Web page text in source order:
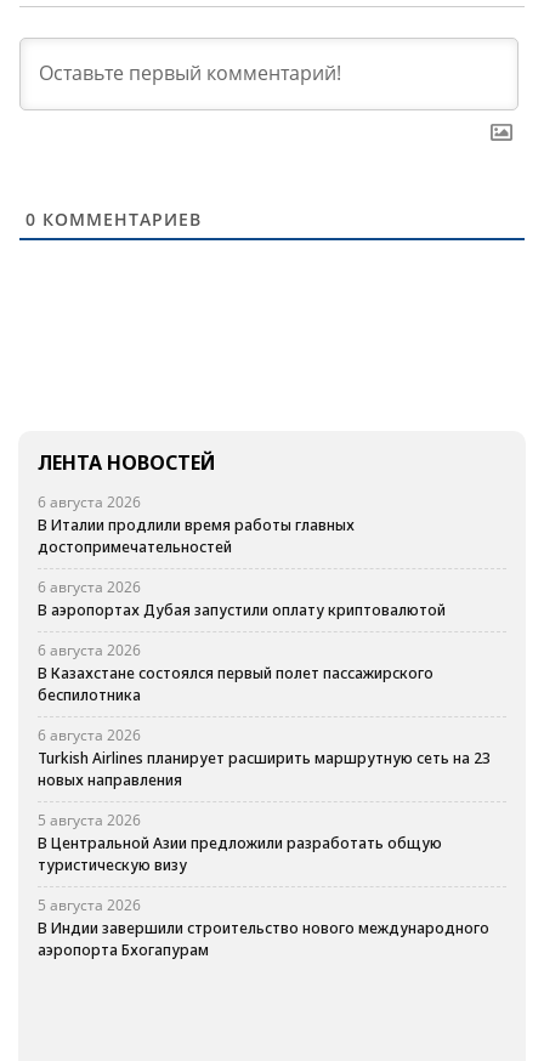
0 КОММЕНТАРИЕВ
ЛЕНТА НОВОСТЕЙ
6 августа 2026
В Италии продлили время работы главных
достопримечательностей
6 августа 2026
В аэропортах Дубая запустили оплату криптовалютой
6 августа 2026
В Казахстане состоялся первый полет пассажирского
беспилотника
6 августа 2026
Turkish Airlines планирует расширить маршрутную сеть на 23
новых направления
5 августа 2026
В Центральной Азии предложили разработать общую
туристическую визу
5 августа 2026
В Индии завершили строительство нового международного
аэропорта Бхогапурам